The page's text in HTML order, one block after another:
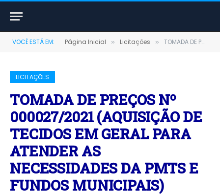
VOCÊ ESTÁ EM: Página Inicial » Licitações » TOMADA DE PREÇOS Nº 000027/2021 (AQUISIÇÃO DE TECIDOS EM GERAL PARA ATENDER AS NECESSIDADES DA PMTS E FUNDOS MUNICIPAIS)
LICITAÇÕES
TOMADA DE PREÇOS Nº
000027/2021 (AQUISIÇÃO DE
TECIDOS EM GERAL PARA
ATENDER AS
NECESSIDADES DA PMTS E
FUNDOS MUNICIPAIS)